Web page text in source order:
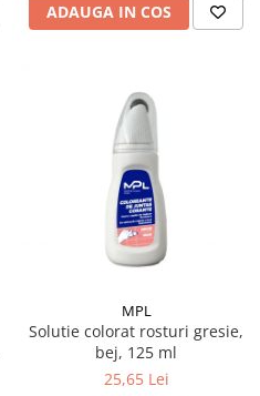
ADAUGA IN COS
MPL
Solutie colorat rosturi gresie,
bej, 125 ml
25,65 Lei